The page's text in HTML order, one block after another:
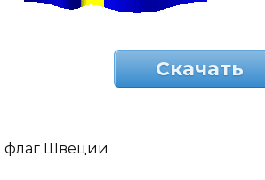
Скачать
флаг Швеции